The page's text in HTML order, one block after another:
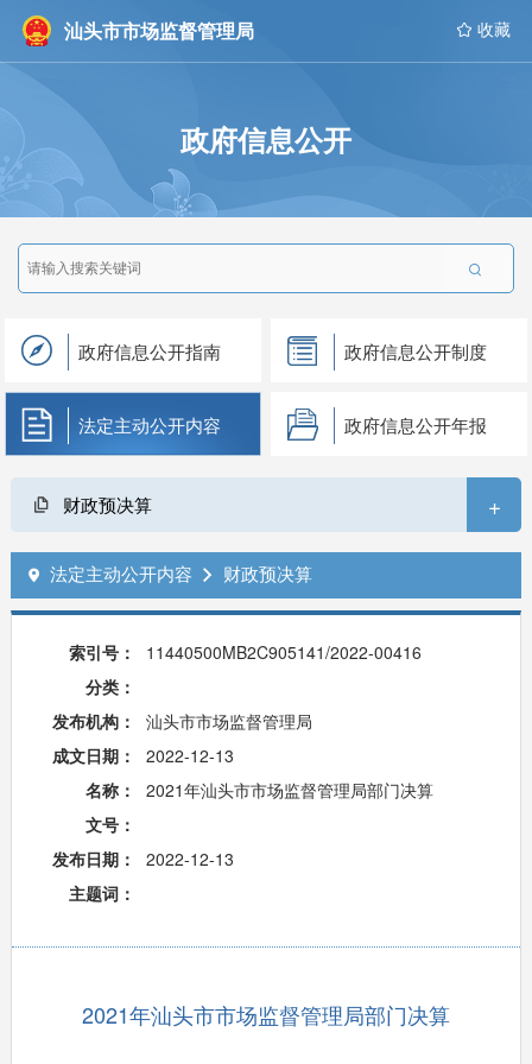
汕头市市场监督管理局  收藏
政府信息公开

政府信息公开指南 政府信息公开制度
法定主动公开内容 政府信息公开年报
财政预决算 +
 法定主动公开内容  财政预决算
索引号：
11440500MB2C905141/2022-00416
分类：
发布机构：
汕头市市场监督管理局
成文日期：
2022-12-13
名称：
2021年汕头市市场监督管理局部门决算
文号：
发布日期：
2022-12-13
主题词：
2021年汕头市市场监督管理局部门决算